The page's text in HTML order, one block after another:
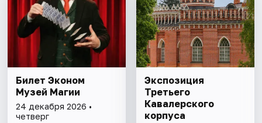
Билет Эконом
Музей Магии
24 декабря 2026 •
четверг
Экспозиция
Третьего
Кавалерского
корпуса